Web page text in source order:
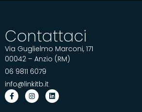
Contattaci
Via Guglielmo Marconi, 171
00042 – Anzio (RM)
06 9811 6079
info@linkitb.it